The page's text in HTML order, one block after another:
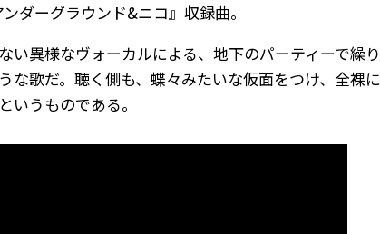
ダーグラウンド&ニコ』収録曲。
い異様なヴォーカルによる、地下のパーティーで繰り
な歌だ。聴く側も、蝶々みたいな仮面をつけ、全裸に
いうものである。